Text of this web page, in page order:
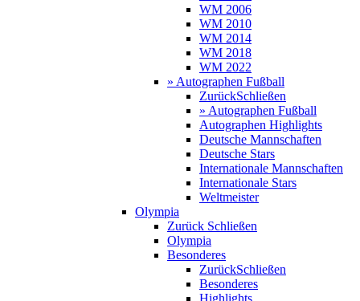
WM 2006
WM 2010
WM 2014
WM 2018
WM 2022
» Autographen Fußball
ZurückSchließen
» Autographen Fußball
Autographen Highlights
Deutsche Mannschaften
Deutsche Stars
Internationale Mannschaften
Internationale Stars
Weltmeister
Olympia
Zurück Schließen
Olympia
Besonderes
ZurückSchließen
Besonderes
Highlights